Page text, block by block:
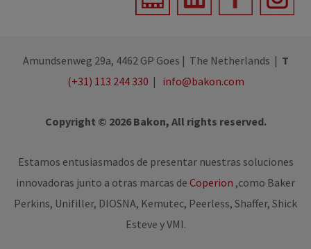
Amundsenweg 29a, 4462 GP Goes | The Netherlands | T
(+31) 113 244 330 | info@bakon.com
Copyright © 2026 Bakon, All rights reserved.
Estamos entusiasmados de presentar nuestras soluciones
innovadoras junto a otras marcas de Coperion ,como Baker
Perkins, Unifiller, DIOSNA, Kemutec, Peerless, Shaffer, Shick
Esteve y VMI.